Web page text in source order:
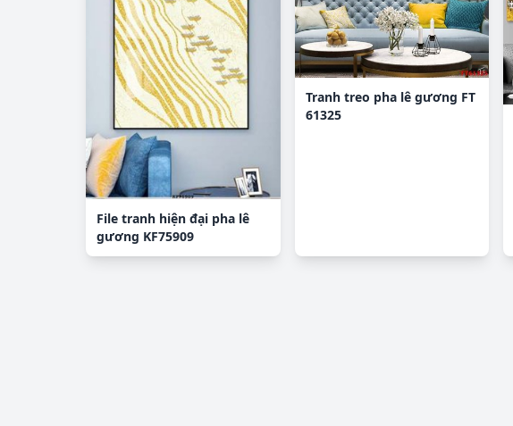
File tranh hiện đại pha lê
gương KF75909
Tranh treo pha lê gương FT
61325